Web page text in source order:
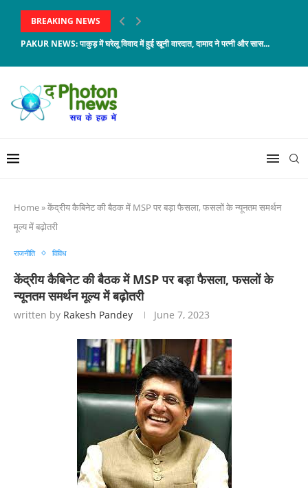
BREAKING NEWS
PAKUR NEWS: पाकुड़ में घरेलू विवाद में हुई खूनी वारदात, दामाद ने पत्नी और सास...
Home»केंद्रीय कैबिनेट की बैठक में MSP पर बड़ा फैसला, फसलों के न्यूनतम समर्थन
मूल्य में बढ़ोतरी
राजनीति विविध
केंद्रीय कैबिनेट की बैठक में MSP पर बड़ा फैसला, फसलों के
न्यूनतम समर्थन मूल्य में बढ़ोतरी
written by Rakesh Pandey June 7, 2023